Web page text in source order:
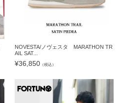
NOVESTA/ノヴェスタ MARATHON TR
AIL SAT...
¥36,850（税込）